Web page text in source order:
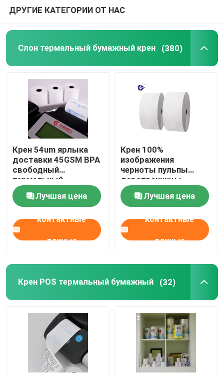
ДРУГИЕ КАТЕГОРИИ ОТ НАС
Слон термальный бумажный крен (380)
Крен 54um ярлыка
доставки 45GSM BPA
свободный
термальный
бумажный слон
Лучшая цена
контактные
данные
Крен 100%
изображения
черноты пульпы
девственницы
термальный
бумажный слон
48gsm
Лучшая цена
контактные
данные
Крен POS термальный бумажный (32)